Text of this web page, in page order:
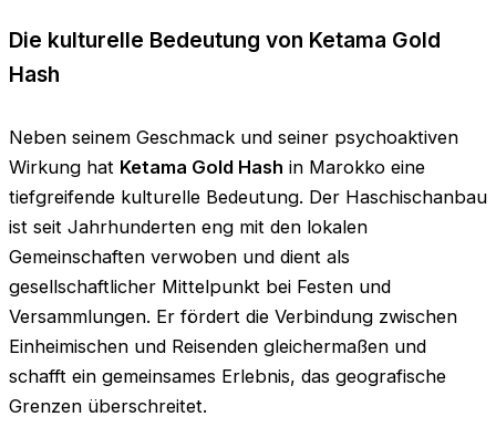
Die kulturelle Bedeutung von Ketama Gold
Hash
Neben seinem Geschmack und seiner psychoaktiven
Wirkung hat Ketama Gold Hash in Marokko eine
tiefgreifende kulturelle Bedeutung. Der Haschischanbau
ist seit Jahrhunderten eng mit den lokalen
Gemeinschaften verwoben und dient als
gesellschaftlicher Mittelpunkt bei Festen und
Versammlungen. Er fördert die Verbindung zwischen
Einheimischen und Reisenden gleichermaßen und
schafft ein gemeinsames Erlebnis, das geografische
Grenzen überschreitet.